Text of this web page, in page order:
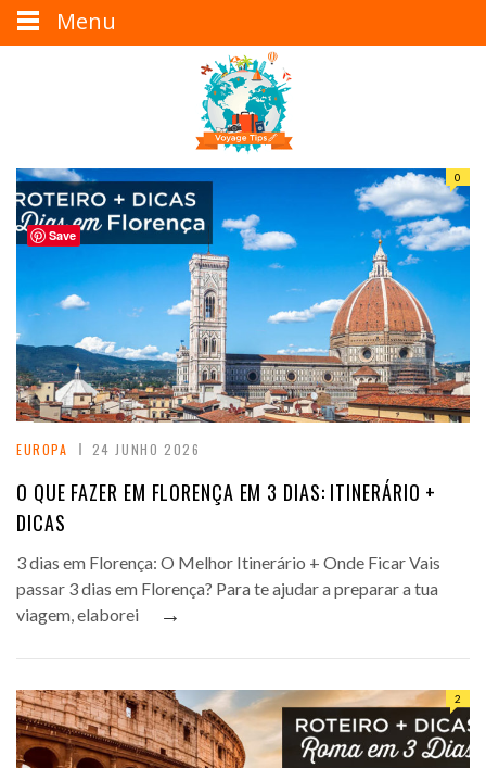
0
EUROPA 24 JUNHO 2026
O QUE FAZER EM FLORENÇA EM 3 DIAS: ITINERÁRIO +
DICAS
3 dias em Florença: O Melhor Itinerário + Onde Ficar Vais
passar 3 dias em Florença? Para te ajudar a preparar a tua
viagem, elaborei
→
2
Menu
Save